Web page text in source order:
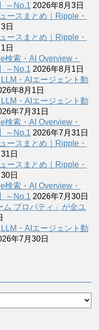
～No.1 2026年8月3日
ースまとめ｜Ripple・
日
ースまとめ｜Ripple・
日
検索・AI Overview・
～No.1 2026年8月1日
・AIエージェント動
年8月1日
・AIエージェント動
年7月31日
検索・AI Overview・
～No.1 2026年7月31日
ースまとめ｜Ripple・
日
ースまとめ｜Ripple・
日
検索・AI Overview・
～No.1 2026年7月30日
プロパティ」が全ユ
・AIエージェント動
年7月30日